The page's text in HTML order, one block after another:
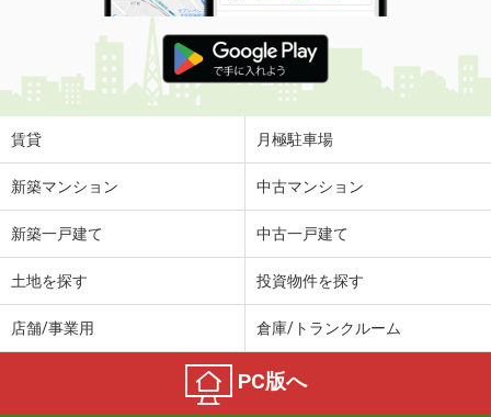
賃貸 月極駐車場
新築マンション 中古マンション
新築一戸建て 中古一戸建て
土地を探す 投資物件を探す
店舗/事業用 倉庫/トランクルーム
PC版へ